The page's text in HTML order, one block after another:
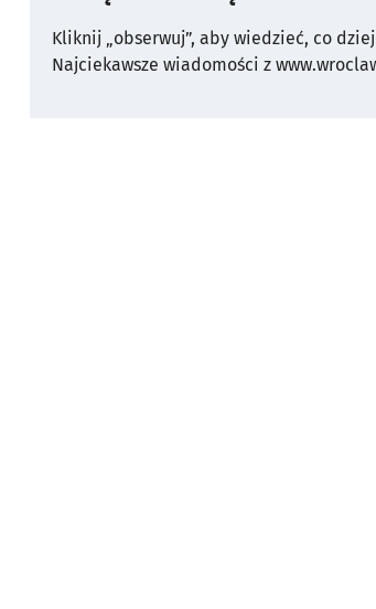
Kliknij „obserwuj”, aby wiedzieć, co
Najciekawsze wiadomości z